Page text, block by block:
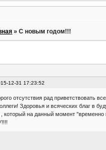
»С новым годом!!!
12-31 17:23:52
отсутствия рад приветствовать
Здоровья и всяческих благ в
, который на данный момент